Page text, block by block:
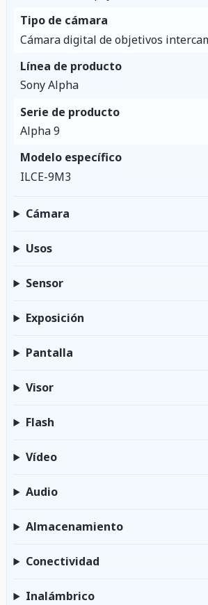
Tipo de cámara
Cámara digital de objetivos
Línea de producto
Sony Alpha
Serie de producto
Alpha 9
Modelo específico
ILCE-9M3
Cámara
Usos
Sensor
Exposición
Pantalla
Visor
Flash
Vídeo
Audio
Almacenamiento
Conectividad
Inalámbrico